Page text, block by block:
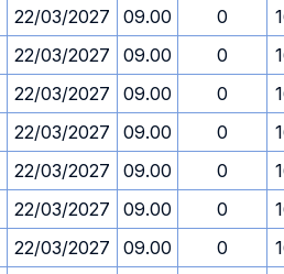
22/03/2027 09.00 0
22/03/2027 09.00 0
22/03/2027 09.00 0
22/03/2027 09.00 0
22/03/2027 09.00 0
22/03/2027 09.00 0
22/03/2027 09.00 0